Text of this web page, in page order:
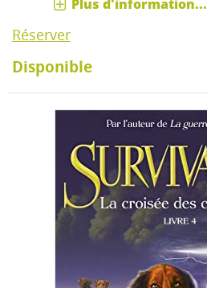
Plus d'information...
Réserver
Disponible